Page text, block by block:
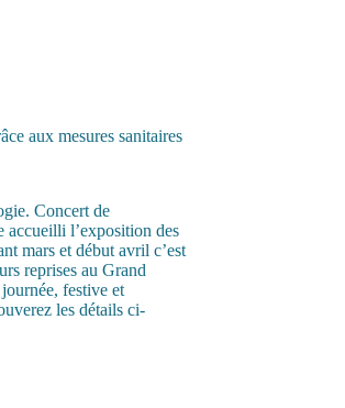
aux mesures sanitaires
Concert de
accueilli l’exposition des
mars et début avril c’est
reprises au Grand
festive et
les détails ci-